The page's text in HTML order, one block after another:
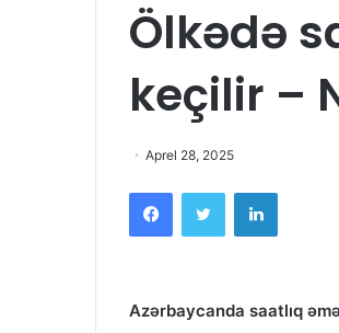
Ölkədə
keçilir –
Aprel 28, 2025
Azərbaycanda saatlıq